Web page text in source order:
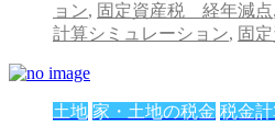
ョン, 固定資産税 経年減点,
計算シミュレーション, 固
土地 家・土地の税金 税金